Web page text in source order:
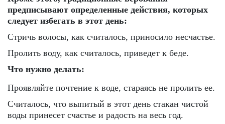
предписывают определенные действия, которых
следует избегать в этот день:
Стричь волосы, как считалось, приносило несчастье.
Пролить воду, как считалось, приведет к беде.
Что нужно делать:
Проявляйте почтение к воде, стараясь не пролить ее.
Считалось, что выпитый в этот день стакан чистой
воды принесет счастье и радость на весь год.